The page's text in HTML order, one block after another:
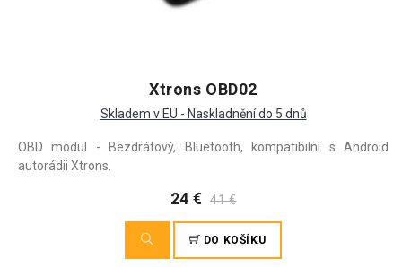
Xtrons OBD02
Skladem v EU - Naskladnění do 5 dnů
OBD modul - Bezdrátový, Bluetooth, kompatibilní s Android
autorádii Xtrons.
24 € 41 €
DO KOŠÍKU